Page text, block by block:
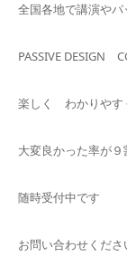
全国各地で講演や
PASSIVE DESIGN
楽しく わかりや
大変良かった率が
随時受付中です
お問い合わせくださ